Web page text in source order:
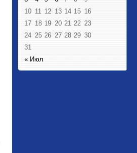
« Июл
10 11 12 13 14 15 16
17 18 19 20 21 22 23
24 25 26 27 28 29 30
31